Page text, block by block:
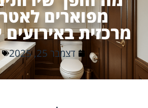
מפוארים
מרכזית באירועים
דצמבר 25, 2025